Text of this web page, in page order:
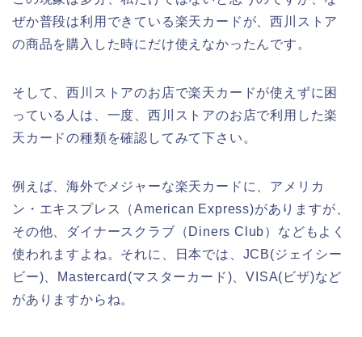
ぜか普段は利用できている楽天カードが、西川ストア
の商品を購入した時にだけ使えなかったんです。
そして、西川ストアのお店で楽天カードが使えずに困
っている人は、一度、西川ストアのお店で利用した楽
天カードの種類を確認してみて下さい。
例えば、海外でメジャーな楽天カードに、アメリカ
ン・エキスプレス（American Express)がありますが、
その他、ダイナースクラブ（Diners Club）などもよく
使われますよね。それに、日本では、JCB(ジェイシー
ビー)、Mastercard(マスターカード)、VISA(ビザ)など
がありますからね。